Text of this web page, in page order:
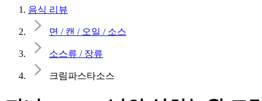
음식 리뷰
면 / 캔 / 오일 / 소스
소스류 / 장류
크림파스타소스